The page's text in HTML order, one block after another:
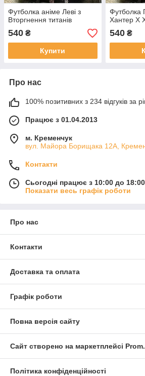
Футболка аніме Леві з
Вторгнення титанів
540 ₴
Купити
Футболка
Хантер X
540₴
Про нас
100% позитивних з 234 відгуків за
Працює з 01.04.2013
м. Кременчук
вул. Майора Борищака 12А,
Контакти
Сьогодні працює з 10:00 до 18:00
Показати весь графік роботи
Про нас
Контакти
Доставка та оплата
Графік роботи
Повна версія сайту
Сайт створено на маркетплейсі
Політика конфіденційності